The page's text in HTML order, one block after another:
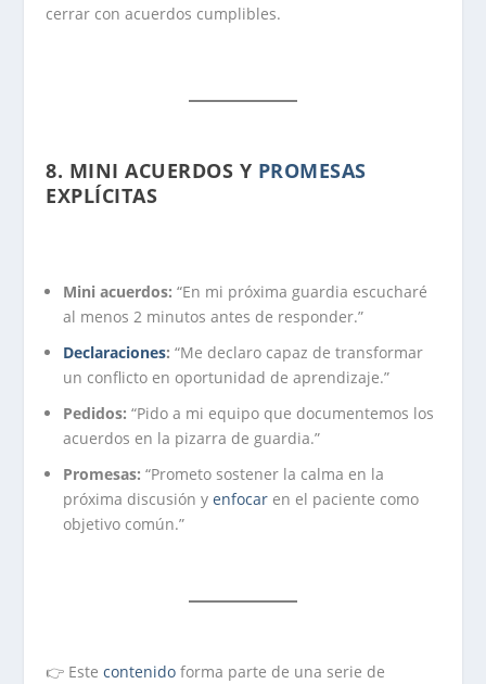
cerrar con acuerdos cumplibles.
8. MINI ACUERDOS Y PROMESAS
EXPLÍCITAS
Mini acuerdos: “En mi próxima guardia escucharé
al menos 2 minutos antes de responder.”
Declaraciones: “Me declaro capaz de transformar
un conflicto en oportunidad de aprendizaje.”
Pedidos: “Pido a mi equipo que documentemos los
acuerdos en la pizarra de guardia.”
Promesas: “Prometo sostener la calma en la
próxima discusión yenfocar en el paciente como
objetivo común.”
👉 Estecontenido forma parte de una serie de